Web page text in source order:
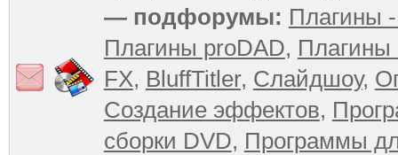
— подфорумы: Плагины
Плагины proDAD, Плагины
FX, BluffTitler, Слайдшоу,
Создание эффектов,
сборки DVD, Программы